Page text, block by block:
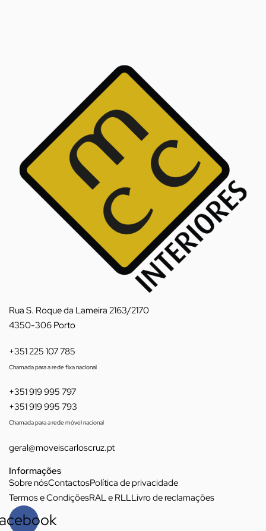
Ler mais
Roupeiro
Lacado 2
Portas de
Correr
Ler mais
Roupeiro
Rua S. Roque da Lameira 2163/2170
4350-306 Porto
+351 225 107 785
Chamada para a rede fixa nacional
+351 919 995 797
+351 919 995 793
Chamada para a rede móvel nacional
geral@moveiscarloscruz.pt
Informações
Sobre nósContactosPolítica de privacidade
Termos e CondiçõesRAL e RLLLivro de reclamações